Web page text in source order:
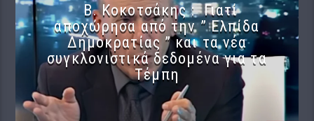
Β. Κοκοτσάκης : Γιατί
αποχώρησα από την ” Ελπίδα
Δημοκρατίας ” και τα νέα
συγκλονιστικά δεδομένα για τα
Τέμπη